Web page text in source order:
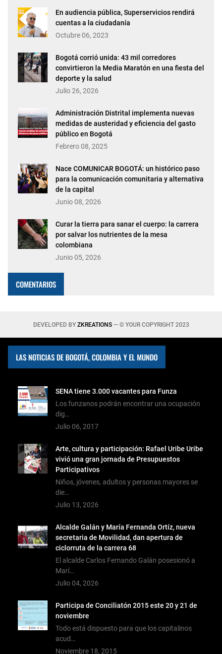
En audiencia pública, Superservicios rendirá
cuentas a la ciudadanía
Octubre 06, 2023
Bogotá corrió unida: 43 mil corredores
convirtieron la Media Maratón en una fiesta del
deporte y la salud
Julio 26, 2026
Administración Distrital implementa nuevas
medidas de austeridad y eficiencia del gasto
público en Bogotá
Febrero 08, 2025
Nace COMUNICAR BOGOTÁ: un histórico paso
para la comunicación comunitaria y alternativa
de la capital
Junio 08, 2026
Curar la tierra para sanar el cuerpo: la carrera
por salvar los nutrientes de la mesa
colombiana
Junio 05, 2026
COMENTARIOS
DEVELOPED BY ZKREATIONS— © YOUR COPYRIGHT 2023
LAS NOTICIAS DE BOGOTÁ, COLOMBIA Y EL MUNDO
SENA tiene 3.000 vacantes para Funza
Los funzanos podrán encontrar una ocupación
dig…
Julio 06, 2017
Arte, cultura y participación: Rafael Uribe Uribe
vivió una gran jornada de Presupuestos
Participativos
Niños, jóvenes, adultos y personas mayores se
die…
Julio 13, 2026
Alcalde Galán y María Fernanda Ortíz, nueva
secretaria de Movilidad, dan apertura de
ciclorruta de la carrera 68
El alcalde Carlos Fernando Galán posesionó a
Marí…
Julio 04, 2026
Participa de Conciliatón 2015 este 20 y 21 de
noviembre
Todo está dispuesto para que los capitalinos
acud…
Noviembre 18, 2015